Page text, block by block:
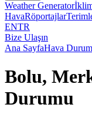
Weather Generator
HavaRöportajlar
ENTR
Bize Ulaşın
Ana SayfaHava
Bolu,
Durumu